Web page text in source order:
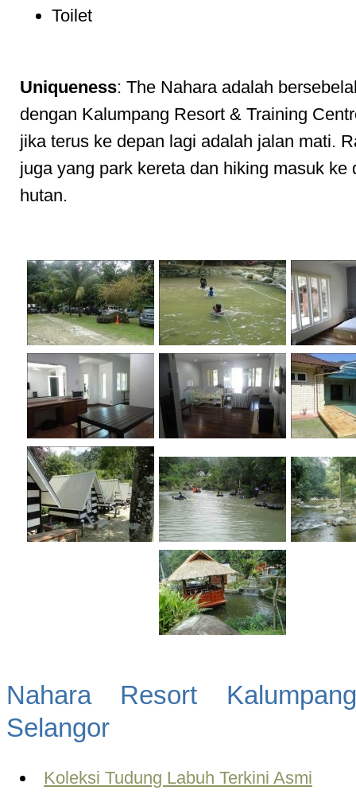
Toilet
Uniqueness: The Nahara adalah
dengan Kalumpang Resort & Training
jika terus ke depan lagi adalah jalan mati.
juga yang park kereta dan hiking masuk ke
hutan.
Nahara Resort
Selangor
Koleksi Tudung Labuh Terkini Asmi